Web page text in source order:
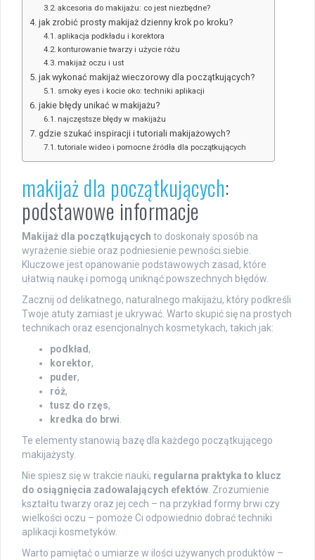
akcesoria do makijażu: co jest niezbędne?
jak zrobić prosty makijaż dzienny krok po kroku?
aplikacja podkładu i korektora
konturowanie twarzy i użycie różu
makijaż oczu i ust
jak wykonać makijaż wieczorowy dla początkujących?
smoky eyes i kocie oko: techniki aplikacji
jakie błędy unikać w makijażu?
najczęstsze błędy w makijażu
gdzie szukać inspiracji i tutoriali makijażowych?
tutoriale wideo i pomocne źródła dla początkujących
makijaż dla początkujących:
podstawowe informacje
Makijaż dla początkujących to doskonały sposób na
wyrażenie siebie oraz podniesienie pewności siebie.
Kluczowe jest opanowanie podstawowych zasad, które
ułatwią naukę i pomogą uniknąć powszechnych błędów.
Zacznij od delikatnego, naturalnego makijażu, który podkreśli
Twoje atuty zamiast je ukrywać. Warto skupić się na prostych
technikach oraz esencjonalnych kosmetykach, takich jak:
podkład,
korektor,
puder,
róż,
tusz do rzęs,
kredka do brwi
Te elementy stanowią bazę dla każdego początkującego
makijażysty.
Nie spiesz się w trakcie nauki; regularna praktyka to klucz
do osiągnięcia zadowalających efektów . Zrozumienie
kształtu twarzy oraz jej cech – na przykład formy brwi czy
wielkości oczu – pomoże Ci odpowiednio dobrać techniki
aplikacji kosmetyków.
Warto pamiętać o umiarze w ilości używanych produktów –